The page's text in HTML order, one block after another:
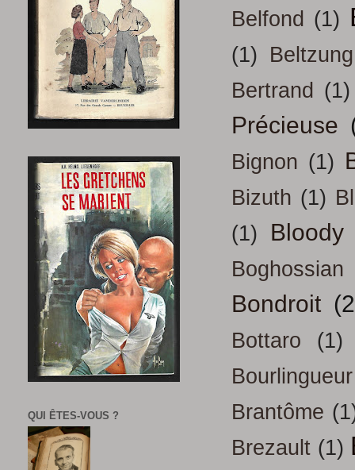
Belfond (1)
(1) Beltzung
Bertrand (1)
Précieuse
Bignon (1)
Bizuth (1)
(1)
Bloody
Boghossian
Bondroit
Bottaro
(1)
Bourlingueur
Brantôme
Brezault (1)
QUI ÊTES-VOUS ?